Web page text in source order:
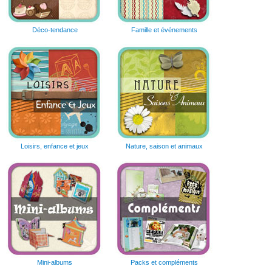
Déco-tendance Famille et événements
Loisirs, enfance et jeux Nature, saison et animaux
Mini-albums Packs et compléments